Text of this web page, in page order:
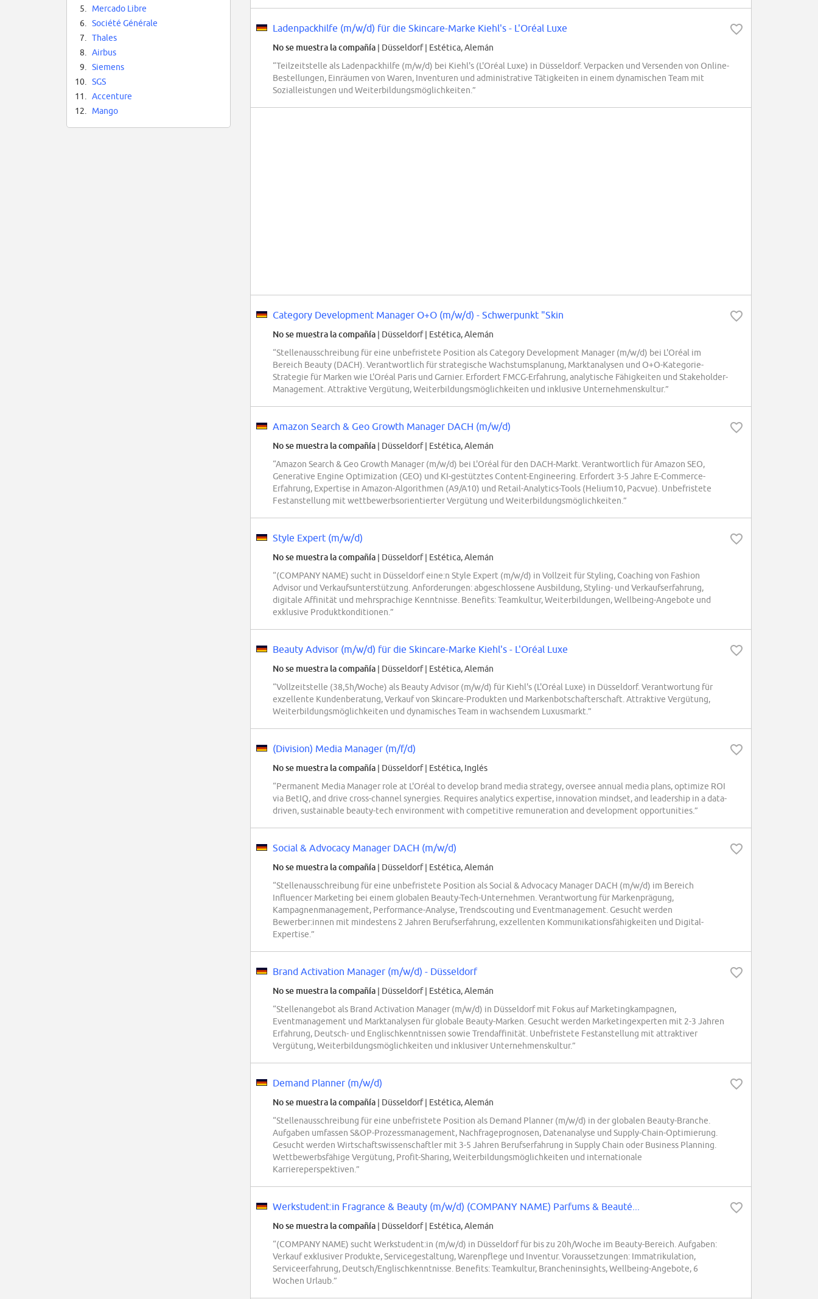
Ladenpackhilfe (m/w/d) für die Skincare-Marke Kiehl's - L'Oréal Luxe
No se muestra la compañía | Düsseldorf| Estética, Alemán
“Teilzeitstelle als Ladenpackhilfe (m/w/d) bei Kiehl's (L'Oréal Luxe) in Düsseldorf. Verpacken und Versenden von Online-
Bestellungen, Einräumen von Waren, Inventuren und administrative Tätigkeiten in einem dynamischen Team mit
Sozialleistungen und Weiterbildungsmöglichkeiten.”
Category Development Manager O+O (m/w/d) - Schwerpunkt "Skin
No se muestra la compañía | Düsseldorf| Estética, Alemán
“Stellenausschreibung für eine unbefristete Position als Category Development Manager (m/w/d) bei L'Oréal im
Bereich Beauty (DACH). Verantwortlich für strategische Wachstumsplanung, Marktanalysen und O+O-Kategorie-
Strategie für Marken wie L'Oréal Paris und Garnier. Erfordert FMCG-Erfahrung, analytische Fähigkeiten und Stakeholder-
Management. Attraktive Vergütung, Weiterbildungsmöglichkeiten und inklusive Unternehmenskultur.”
Amazon Search & Geo Growth Manager DACH (m/w/d)
No se muestra la compañía | Düsseldorf| Estética, Alemán
“Amazon Search & Geo Growth Manager (m/w/d) bei L'Oréal für den DACH-Markt. Verantwortlich für Amazon SEO,
Generative Engine Optimization (GEO) und KI-gestütztes Content-Engineering. Erfordert 3-5 Jahre E-Commerce-
Erfahrung, Expertise in Amazon-Algorithmen (A9/A10) und Retail-Analytics-Tools (Helium10, Pacvue). Unbefristete
Festanstellung mit wettbewerbsorientierter Vergütung und Weiterbildungsmöglichkeiten.”
Style Expert (m/w/d)
No se muestra la compañía | Düsseldorf| Estética, Alemán
“(COMPANY NAME) sucht in Düsseldorf eine:n Style Expert (m/w/d) in Vollzeit für Styling, Coaching von Fashion
Advisor und Verkaufsunterstützung. Anforderungen: abgeschlossene Ausbildung, Styling- und Verkaufserfahrung,
digitale Affinität und mehrsprachige Kenntnisse. Benefits: Teamkultur, Weiterbildungen, Wellbeing-Angebote und
exklusive Produktkonditionen.”
Beauty Advisor (m/w/d) für die Skincare-Marke Kiehl's - L'Oréal Luxe
No se muestra la compañía | Düsseldorf| Estética, Alemán
“Vollzeitstelle (38,5h/Woche) als Beauty Advisor (m/w/d) für Kiehl's (L'Oréal Luxe) in Düsseldorf. Verantwortung für
exzellente Kundenberatung, Verkauf von Skincare-Produkten und Markenbotschafterschaft. Attraktive Vergütung,
Weiterbildungsmöglichkeiten und dynamisches Team in wachsendem Luxusmarkt.”
(Division) Media Manager (m/f/d)
No se muestra la compañía | Düsseldorf| Estética, Inglés
“Permanent Media Manager role at L'Oréal to develop brand media strategy, oversee annual media plans, optimize ROI
via BetIQ, and drive cross-channel synergies. Requires analytics expertise, innovation mindset, and leadership in a data-
driven, sustainable beauty-tech environment with competitive remuneration and development opportunities.”
Social & Advocacy Manager DACH (m/w/d)
No se muestra la compañía | Düsseldorf| Estética, Alemán
“Stellenausschreibung für eine unbefristete Position als Social & Advocacy Manager DACH (m/w/d) im Bereich
Influencer Marketing bei einem globalen Beauty-Tech-Unternehmen. Verantwortung für Markenprägung,
Kampagnenmanagement, Performance-Analyse, Trendscouting und Eventmanagement. Gesucht werden
Bewerber:innen mit mindestens 2 Jahren Berufserfahrung, exzellenten Kommunikationsfähigkeiten und Digital-
Expertise.”
Brand Activation Manager (m/w/d) - Düsseldorf
No se muestra la compañía | Düsseldorf| Estética, Alemán
“Stellenangebot als Brand Activation Manager (m/w/d) in Düsseldorf mit Fokus auf Marketingkampagnen,
Eventmanagement und Marktanalysen für globale Beauty-Marken. Gesucht werden Marketingexperten mit 2-3 Jahren
Erfahrung, Deutsch- und Englischkenntnissen sowie Trendaffinität. Unbefristete Festanstellung mit attraktiver
Vergütung, Weiterbildungsmöglichkeiten und inklusiver Unternehmenskultur.”
Demand Planner (m/w/d)
No se muestra la compañía | Düsseldorf| Estética, Alemán
“Stellenausschreibung für eine unbefristete Position als Demand Planner (m/w/d) in der globalen Beauty-Branche.
Aufgaben umfassen S&OP-Prozessmanagement, Nachfrageprognosen, Datenanalyse und Supply-Chain-Optimierung.
Gesucht werden Wirtschaftswissenschaftler mit 3-5 Jahren Berufserfahrung in Supply Chain oder Business Planning.
Wettbewerbsfähige Vergütung, Profit-Sharing, Weiterbildungsmöglichkeiten und internationale
Karriereperspektiven.”
Werkstudent:in Fragrance & Beauty (m/w/d) (COMPANY NAME) Parfums & Beauté...
No se muestra la compañía | Düsseldorf| Estética, Alemán
“(COMPANY NAME) sucht Werkstudent:in (m/w/d) in Düsseldorf für bis zu 20h/Woche im Beauty-Bereich. Aufgaben:
Verkauf exklusiver Produkte, Servicegestaltung, Warenpflege und Inventur. Voraussetzungen: Immatrikulation,
Serviceerfahrung, Deutsch/Englischkenntnisse. Benefits: Teamkultur, Brancheninsights, Wellbeing-Angebote, 6
Wochen Urlaub.”
5.
Mercado Libre
6.
Société Générale
7.
Thales
8.
Airbus
9.
Siemens
10.
SGS
11.
Accenture
12.
Mango